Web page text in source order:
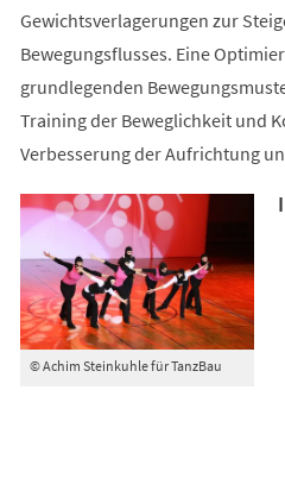
Gewichtsverlagerungen zur
Bewegungsflusses. Eine
grundlegenden
Training der Beweglichkeit und
Verbesserung der Aufrichtung
© Achim Steinkuhle für TanzBau